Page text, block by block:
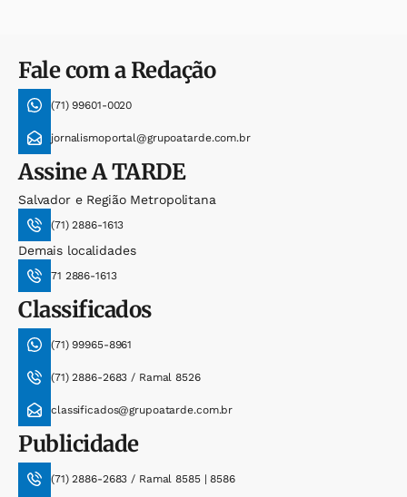
Fale com a Redação
(71) 99601-0020
jornalismoportal@grupoatarde.com.br
AssineA TARDE
Salvador e Região Metropolitana
(71) 2886-1613
Demais localidades
71 2886-1613
Classificados
(71) 99965-8961
(71) 2886-2683 / Ramal 8526
classificados@grupoatarde.com.br
Publicidade
(71) 2886-2683 / Ramal 8585 | 8586